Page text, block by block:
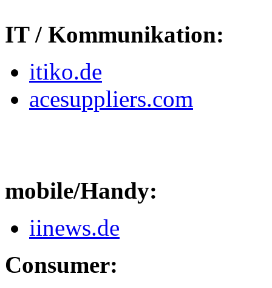
IT / Kommunikation:
itiko.de
acesuppliers.com
mobile/Handy:
iinews.de
Consumer: